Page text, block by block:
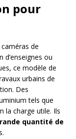
pour
de
d’enseignes ou
ce modèle de
urbains de
Des
tels que
la charge utile. Ils
quantité de